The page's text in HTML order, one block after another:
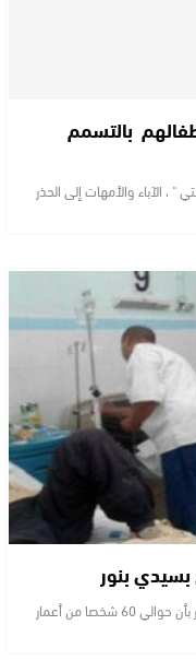
بالتسمم
" ، الآباء والأمهات إلى الحذر
ريتاج بريس أ علنت السلطات المحلية لإقليم سيدي بنور بأن حوالي 60 شخصا من أعمار